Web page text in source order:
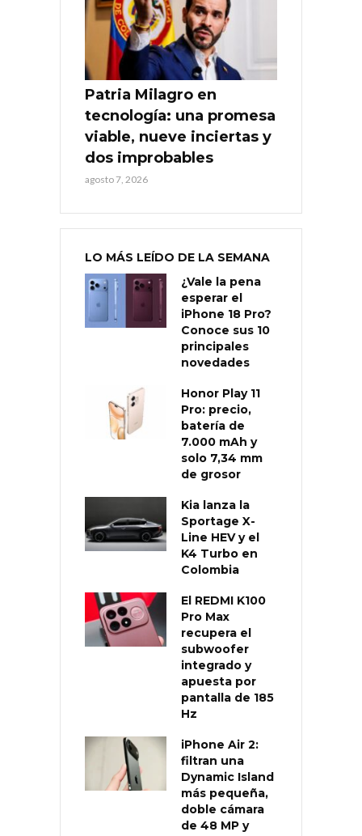
Patria Milagro en
tecnología: una promesa
viable, nueve inciertas y
dos improbables
agosto 7, 2026
LO MÁS LEÍDO DE LA SEMANA
¿Vale la pena
esperar el
iPhone 18 Pro?
Conoce sus 10
principales
novedades
Honor Play 11
Pro: precio,
batería de
7.000 mAh y
solo 7,34 mm
de grosor
Kia lanza la
Sportage X-
Line HEV y el
K4 Turbo en
Colombia
El REDMI K100
Pro Max
recupera el
subwoofer
integrado y
apuesta por
pantalla de 185
Hz
iPhone Air 2:
filtran una
Dynamic Island
más pequeña,
doble cámara
de 48 MP y